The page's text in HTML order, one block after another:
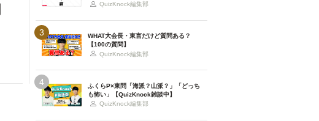
QuizKnock編集部
3
WHAT大会長・東言だけど質問ある？
【100の質問】
QuizKnock編集部
4
ふくらP×東問「海派？山派？」「どっち
も怖い」【QuizKnock雑談中】
QuizKnock編集部